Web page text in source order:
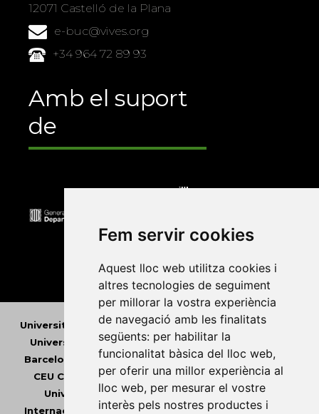
Fem servir cookies
Aquest lloc web utilitza cookies i
altres tecnologies de seguiment
per millorar la vostra experiència
de navegació amb les finalitats
següents: per habilitar la
funcionalitat bàsica del lloc web,
per oferir una millor experiència al
lloc web, per mesurar el vostre
interès pels nostres productes i
12071 Castelló de la Plana
e-buc@vives.org
+34 964 72 89 93
Amb el suport
de
Universitat Abat Oliba CEU•Universitat d'Alacant
Universitat d'Andorra•Universitat Autònoma de
Barcelona
Universitat de Barcelona•Universitat
CEU Cardenal Herrera•Universitat de Girona •
Universitat de les Illes Balears• Universitat
Internacional de Catalunya•Universitat Jaume I